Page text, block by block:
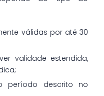
válidas por até 30
validade estendida,
período descrito no